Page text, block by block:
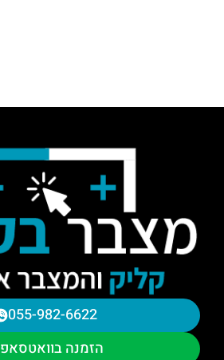
055-982-6622
הזמנה בוואטסאפ